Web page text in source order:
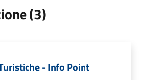
(3)
- Info Point